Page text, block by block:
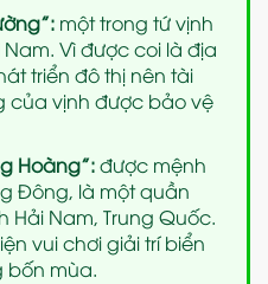
một trong tứ vịnh
Vì được coi là địa
triển đô thị nên tài
của vịnh được bảo vệ
Hoàng”:được mệnh
Đông, là một quần
Nam, Trung Quốc.
vui chơi giải trí biển
bốn mùa.